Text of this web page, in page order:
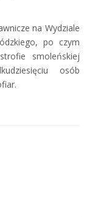
na Wydziale
po czym
smoleńskiej
osób